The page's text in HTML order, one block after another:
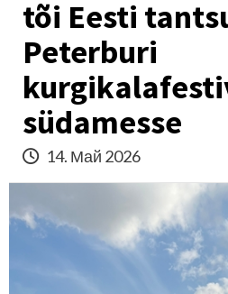
tõi Eesti
Peterburi
südamesse
14. Май 2026